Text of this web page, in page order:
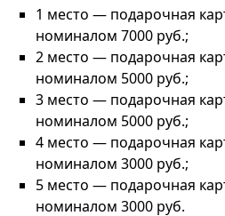
1 место — подарочная
номиналом 7000 руб.;
2 место — подарочная
номиналом 5000 руб.;
3 место — подарочная
номиналом 5000 руб.;
4 место — подарочная
номиналом 3000 руб.;
5 место — подарочная
номиналом 3000 руб.